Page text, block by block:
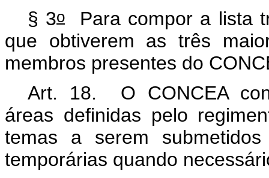
§ 3o
Para compor a lista
que obtiverem as três
membros presentes do
Art. 18. O CONCEA
áreas definidas pelo
temas a serem
temporárias quando